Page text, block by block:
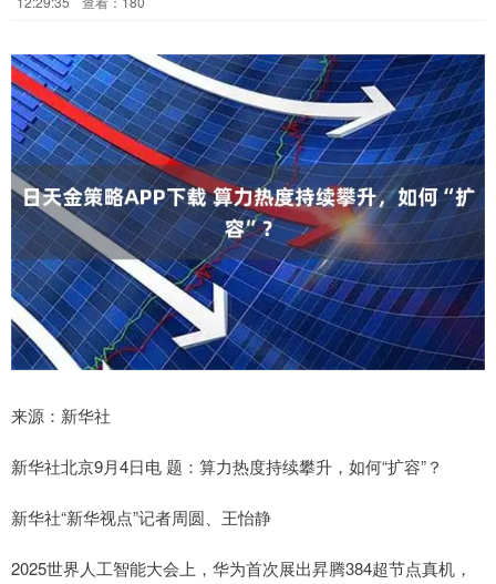
来源：新华社
新华社北京9月4日电 题：算力热度持续攀升，如何“扩容”？
新华社“新华视点”记者周圆、王怡静
2025世界人工智能大会上，华为首次展出昇腾384超节点真机，